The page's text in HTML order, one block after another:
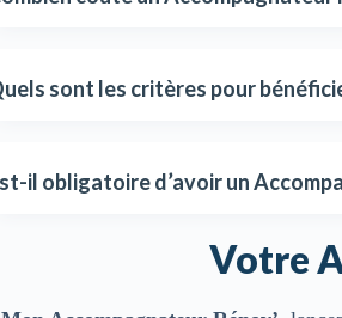
sont les critères pour
il obligatoire d’avoir un
Votre